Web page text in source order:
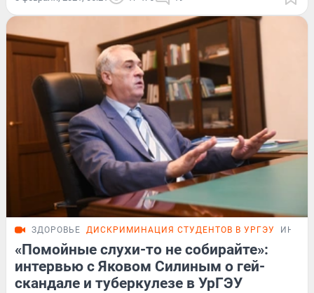
ЗДОРОВЬЕ ДИСКРИМИНАЦИЯ СТУДЕНТОВ В УРГЭУ
«Помойные слухи-то не собирайте»:
интервью с Яковом Силиным о гей-
скандале и туберкулезе в УрГЭУ